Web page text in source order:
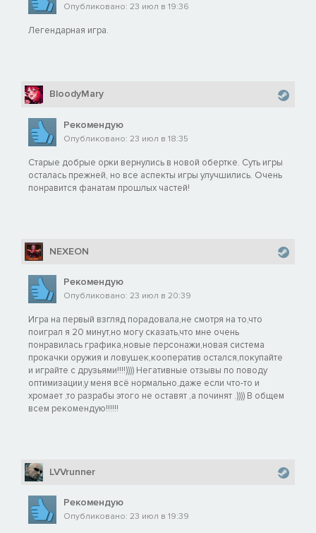
Опубликовано: 23 июл в 19:36
Легендарная игра.
BloodyMary
Рекомендую
Опубликовано: 23 июл в 18:35
Старые добрые орки вернулись в новой обертке. Суть игры
осталась прежней, но все аспекты игры улучшились. Очень
понравится фанатам прошлых частей!
NEXEON
Рекомендую
Опубликовано: 23 июл в 20:39
Игра на первый взгляд порадовала,не смотря на то,что
поиграл я 20 минут,но могу сказать,что мне очень
понравилась графика,новые персонажи,новая система
прокачки оружия и ловушек,кооператив остался,покупайте
и играйте с друзьями!!!!)))) Негативные отзывы по поводу
оптимизации,у меня всё нормально,даже если что-то и
хромает ,то разрабы этого не оставят ,а починят .)))) В общем
всем рекомендую!!!!!!
LVVrunner
Рекомендую
Опубликовано: 23 июл в 19:39